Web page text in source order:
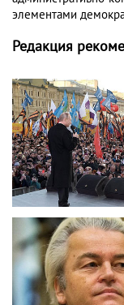
элементами
Редакция